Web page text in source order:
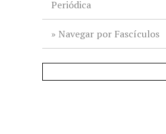
Periódica
Navegar por Fascículos